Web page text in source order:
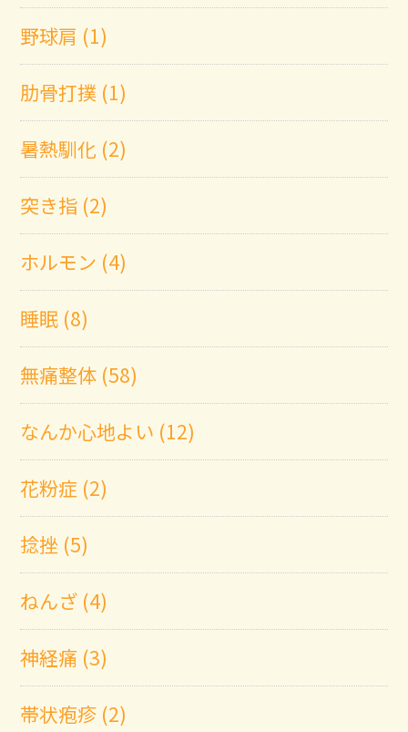
野球肩 (1)
肋骨打撲 (1)
暑熱馴化 (2)
突き指 (2)
ホルモン (4)
睡眠 (8)
無痛整体 (58)
なんか心地よい (12)
花粉症 (2)
捻挫 (5)
ねんざ (4)
神経痛 (3)
帯状疱疹 (2)